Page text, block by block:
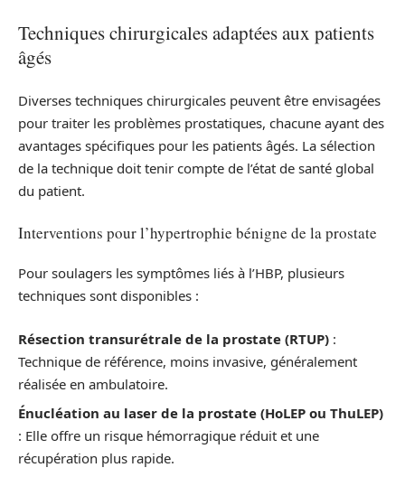
Techniques chirurgicales adaptées aux patients
âgés
Diverses techniques chirurgicales peuvent être envisagées
pour traiter les problèmes prostatiques, chacune ayant des
avantages spécifiques pour les patients âgés. La sélection
de la technique doit tenir compte de l’état de santé global
du patient.
Interventions pour l’hypertrophie bénigne de la prostate
Pour soulagers les symptômes liés à l’HBP, plusieurs
techniques sont disponibles :
Résection transurétrale de la prostate (RTUP) :
Technique de référence, moins invasive, généralement
réalisée en ambulatoire.
Énucléation au laser de la prostate (HoLEP ou ThuLEP)
: Elle offre un risque hémorragique réduit et une
récupération plus rapide.